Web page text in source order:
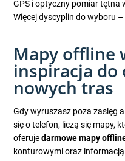
GPS i optyczny pomiar tętna
Więcej dyscyplin do wyboru
Mapy offline
inspiracja do
nowych tras
Gdy wyruszasz poza zasięg
się o telefon, liczą się mapy,
oferujedarmowe mapy
konturowymi oraz